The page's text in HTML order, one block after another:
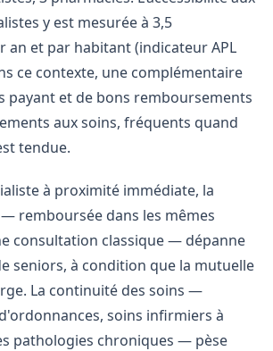
y est mesurée à 3,5
an et par habitant (indicateur APL
ce contexte, une complémentaire
payant et de bons remboursements
aux soins, fréquents quand
tendue.
à proximité immédiate, la
remboursée dans les mêmes
consultation classique — dépanne
seniors, à condition que la mutuelle
La continuité des soins —
soins infirmiers à
pathologies chroniques — pèse